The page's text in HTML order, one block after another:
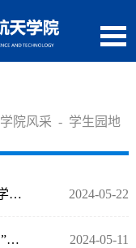
学院风采 - 学生园地
HUST航空航天学院&USTC工程科学学院学生会交流活动顺利开展 2024-05-22
华科大志愿者全程服务“中国航天日”系列活动 2024-05-11